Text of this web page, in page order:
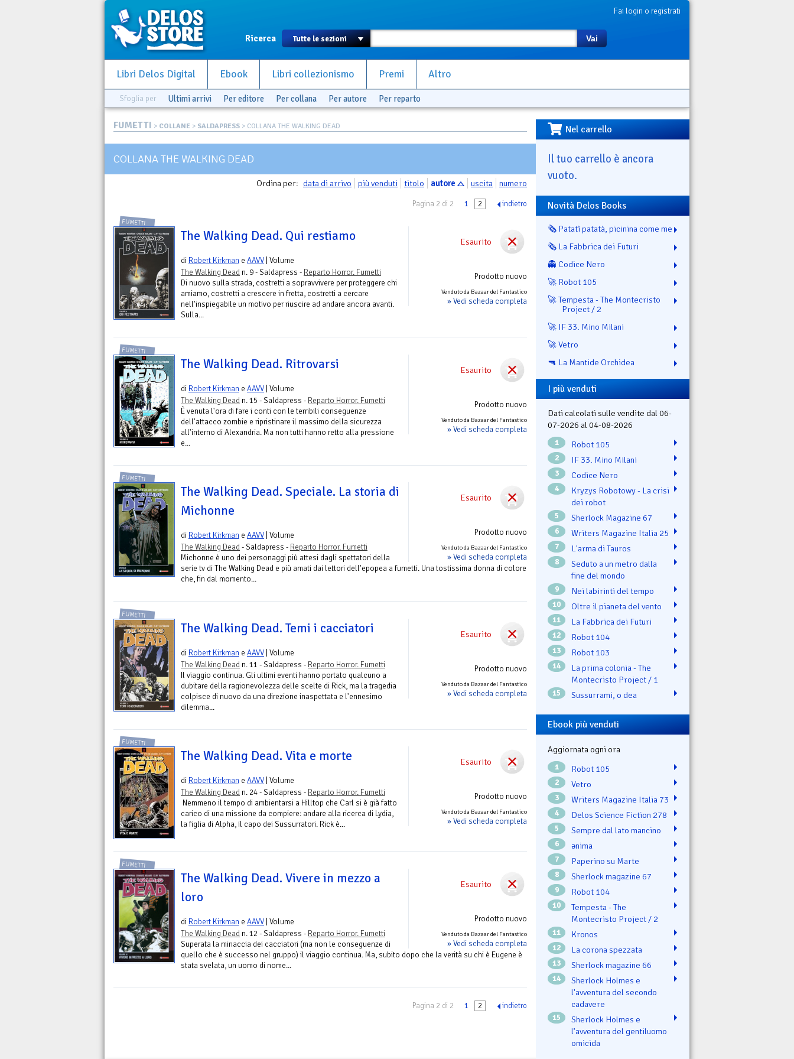
Fai login o registrati
Ricerca Vai
Libri Delos Digital Ebook Libri collezionismo Premi Altro
Sfoglia per Ultimi arrivi Per editore Per collana Per autore Per reparto
FUMETTI > COLLANE > SALDAPRESS > COLLANA THE WALKING DEAD
COLLANA THE WALKING DEAD
Ordina per: data di arrivo più venduti titolo autore uscita numero
Pagina 2 di 2 1 2 indietro
Esaurito
Prodotto nuovo
Venduto da Bazaar del Fantastico
» Vedi scheda completa
FUMETTI
The Walking Dead. Qui restiamo
di Robert Kirkman e AAVV | Volume
The Walking Dead n. 9 - Saldapress - Reparto Horror. Fumetti
Di nuovo sulla strada, costretti a sopravvivere per proteggere chi
amiamo, costretti a crescere in fretta, costretti a cercare
nell'inspiegabile un motivo per riuscire ad andare ancora avanti.
Sulla...
Esaurito
Prodotto nuovo
Venduto da Bazaar del Fantastico
» Vedi scheda completa
FUMETTI
The Walking Dead. Ritrovarsi
di Robert Kirkman e AAVV | Volume
The Walking Dead n. 15 - Saldapress - Reparto Horror. Fumetti
È venuta l'ora di fare i conti con le terribili conseguenze
dell'attacco zombie e ripristinare il massimo della sicurezza
all'interno di Alexandria. Ma non tutti hanno retto alla pressione
e...
Esaurito
Prodotto nuovo
Venduto da Bazaar del Fantastico
» Vedi scheda completa
FUMETTI
The Walking Dead. Speciale. La storia di
Michonne
di Robert Kirkman e AAVV | Volume
The Walking Dead- Saldapress - Reparto Horror. Fumetti
Michonne è uno dei personaggi più attesi dagli spettatori della
serie tv di The Walking Dead e più amati dai lettori dell'epopea a fumetti. Una tostissima donna di colore
che, fin dal momento...
Esaurito
Prodotto nuovo
Venduto da Bazaar del Fantastico
» Vedi scheda completa
FUMETTI
The Walking Dead. Temi i cacciatori
di Robert Kirkman e AAVV | Volume
The Walking Dead n. 11 - Saldapress - Reparto Horror. Fumetti
Il viaggio continua. Gli ultimi eventi hanno portato qualcuno a
dubitare della ragionevolezza delle scelte di Rick, ma la tragedia
colpisce di nuovo da una direzione inaspettata e l'ennesimo
dilemma...
Esaurito
Prodotto nuovo
Venduto da Bazaar del Fantastico
» Vedi scheda completa
FUMETTI
The Walking Dead. Vita e morte
di Robert Kirkman e AAVV | Volume
The Walking Dead n. 24 - Saldapress - Reparto Horror. Fumetti
Nemmeno il tempo di ambientarsi a Hilltop che Carl si è già fatto
carico di una missione da compiere: andare alla ricerca di Lydia,
la figlia di Alpha, il capo dei Sussurratori. Rick è...
Esaurito
Prodotto nuovo
Venduto da Bazaar del Fantastico
» Vedi scheda completa
FUMETTI
The Walking Dead. Vivere in mezzo a
loro
di Robert Kirkman e AAVV | Volume
The Walking Dead n. 12 - Saldapress - Reparto Horror. Fumetti
Superata la minaccia dei cacciatori (ma non le conseguenze di
quello che è successo nel gruppo) il viaggio continua. Ma, subito dopo che la verità su chi è Eugene è
stata svelata, un uomo di nome...
Pagina 2 di 2 1 2 indietro
Nel carrello
Il tuo carrello è ancora
vuoto.
Novità Delos Books
🗞️ Patatì patatà, picinina come me
🗞️ La Fabbrica dei Futuri
👻 Codice Nero
🚀 Robot 105
🚀 Tempesta - The Montecristo
Project / 2
🚀 IF 33. Mino Milani
🚀 Vetro
🔫 La Mantide Orchidea
I più venduti
Dati calcolati sulle vendite dal 06-
07-2026 al 04-08-2026
1 Robot 105
2 IF 33. Mino Milani
3 Codice Nero
4
Kryzys Robotowy - La crisi
dei robot
5 Sherlock Magazine 67
6 Writers Magazine Italia 25
7 L'arma di Tauros
8
Seduto a un metro dalla
fine del mondo
9 Nei labirinti del tempo
10 Oltre il pianeta del vento
11 La Fabbrica dei Futuri
12 Robot 104
13 Robot 103
14
La prima colonia - The
Montecristo Project / 1
15 Sussurrami, o dea
Ebook più venduti
Aggiornata ogni ora
1 Robot 105
2 Vetro
3 Writers Magazine Italia 73
4 Delos Science Fiction 278
5 Sempre dal lato mancino
6 ənima
7 Paperino su Marte
8 Sherlock magazine 67
9 Robot 104
10
Tempesta - The
Montecristo Project / 2
11 Kronos
12 La corona spezzata
13 Sherlock magazine 66
14
Sherlock Holmes e
l'avventura del secondo
cadavere
15
Sherlock Holmes e
l’avventura del gentiluomo
omicida